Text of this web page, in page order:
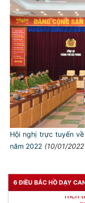
Hội nghị trực tuyến
năm 2022 (10/01/2022
6 ĐIỀU BÁC HỒ DẠY